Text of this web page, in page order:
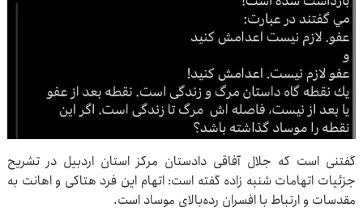
گفتنی است که جلال آفاقی دادستان مرکز استان اردبیل در تشریح
جزئیات اتهامات شنبه زاده گفته است: اتهام این فرد هتاکی و اهانت به
مقدسات و ارتباط با افسران رده‌بالای موساد است.